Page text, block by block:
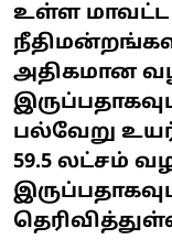
உள்ள
அதிகமான
பல்வேறு
59.5 லட்சம்